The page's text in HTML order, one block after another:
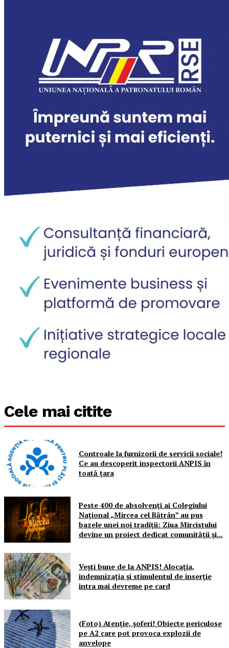
Cele mai citite
Controale la furnizorii de servicii sociale!
Ce au descoperit inspectorii ANPIS în
toată țara
Peste 400 de absolvenți ai Colegiului
Național „Mircea cel Bătrân” au pus
bazele unei noi tradiții: Ziua Mircistului
devine un proiect dedicat comunității și...
Vești bune de la ANPIS! Alocația,
indemnizația și stimulentul de inserție
intra mai devreme pe card
(Foto) Atenție, șoferi! Obiecte periculose
pe A2 care pot provoca explozii de
anvelope